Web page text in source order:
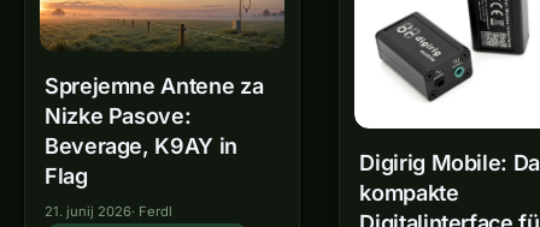
Sprejemne Antene za
Nizke Pasove:
Beverage, K9AY in
Flag
21. junij 2026· Ferdl
Digirig Mobile:
kompakte